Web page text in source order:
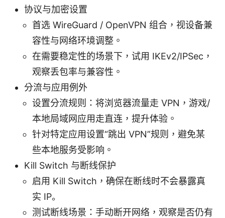
协议与加密设置
首选 WireGuard / OpenVPN 组合，视设备兼
容性与网络环境调整。
在需要稳定性的场景下，试用 IKEv2/IPSec，
观察丢包率与兼容性。
分流与应用例外
设置分流规则：将浏览器流量走 VPN，游戏/
本地局域网应用走直连，提升体验。
针对特定应用设置“跳出 VPN”规则，避免某
些本地服务受影响。
Kill Switch 与断线保护
启用 Kill Switch，确保在断线时不会暴露真
实 IP。
测试断线场景：手动断开网络，观察是否仍有